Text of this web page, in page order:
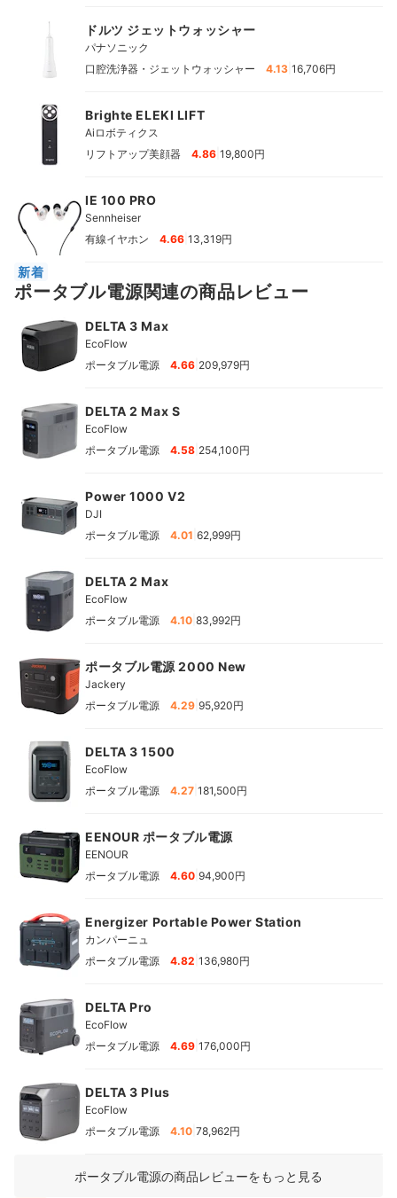
ドルツ ジェットウォッシャー
パナソニック
口腔洗浄器・ジェットウォッシャー
4.13 16,706円
Brighte ELEKI LIFT
Aiロボティクス
リフトアップ美顔器
4.86 19,800円
IE 100 PRO
Sennheiser
有線イヤホン
4.66 13,319円
新着
ポータブル電源関連の商品レビュー
DELTA 3 Max
EcoFlow
ポータブル電源
4.66 209,979円
DELTA 2 Max S
EcoFlow
ポータブル電源
4.58 254,100円
Power 1000 V2
DJI
ポータブル電源
4.01 62,999円
DELTA 2 Max
EcoFlow
ポータブル電源
4.10 83,992円
ポータブル電源 2000 New
Jackery
ポータブル電源
4.29 95,920円
DELTA 3 1500
EcoFlow
ポータブル電源
4.27 181,500円
EENOUR ポータブル電源
EENOUR
ポータブル電源
4.60 94,900円
Energizer Portable Power Station
カンパーニュ
ポータブル電源
4.82 136,980円
DELTA Pro
EcoFlow
ポータブル電源
4.69 176,000円
DELTA 3 Plus
EcoFlow
ポータブル電源
4.10 78,962円
ポータブル電源の商品レビューをもっと見る